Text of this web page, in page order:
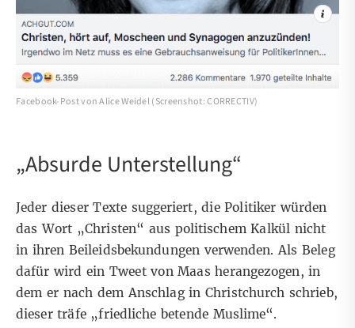
Facebook-Post von Alice Weidel (Screenshot: CORRECTIV)
„Absurde Unterstellung“
Jeder dieser Texte suggeriert, die Politiker würden
das Wort „Christen“ aus politischem Kalkül nicht
in ihren Beileidsbekundungen verwenden. Als Beleg
dafür wird ein Tweet von Maas herangezogen, in
dem er nach dem Anschlag in Christchurch schrieb,
dieser träfe „friedliche betende Muslime“.